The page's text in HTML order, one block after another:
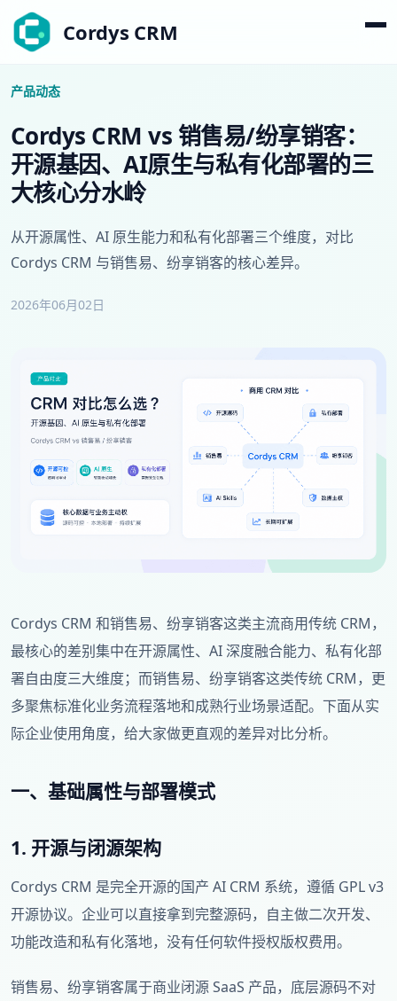
Cordys CRM
产品动态
Cordys CRM vs 销售易/纷享销客：
开源基因、AI原生与私有化部署的三
大核心分水岭
从开源属性、AI 原生能力和私有化部署三个维度，对比
Cordys CRM 与销售易、纷享销客的核心差异。
2026年06月02日
Cordys CRM 和销售易、纷享销客这类主流商用传统 CRM，
最核心的差别集中在开源属性、AI 深度融合能力、私有化部
署自由度三大维度；而销售易、纷享销客这类传统 CRM，更
多聚焦标准化业务流程落地和成熟行业场景适配。下面从实
际企业使用角度，给大家做更直观的差异对比分析。
一、基础属性与部署模式
1. 开源与闭源架构
Cordys CRM 是完全开源的国产 AI CRM 系统，遵循 GPL v3
开源协议。企业可以直接拿到完整源码，自主做二次开发、
功能改造和私有化落地，没有任何软件授权版权费用。
销售易、纷享销客属于商业闭源 SaaS 产品，底层源码不对